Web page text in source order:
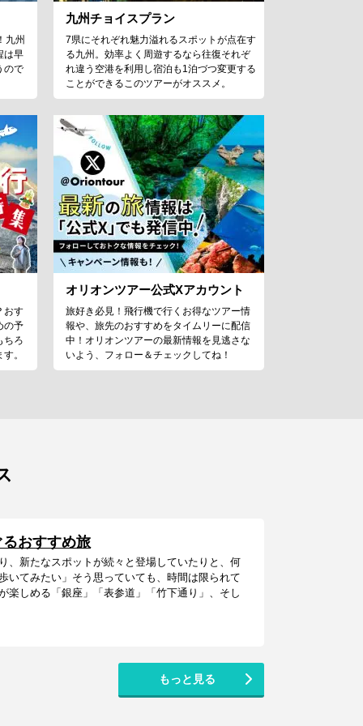
九州
は早
ので
九州チョイスプラン
7県にそれぞれ魅力溢れるスポットが点在す
る九州。効率よく周遊するなら往復それぞ
れ違う空港を利用し宿泊も1泊づつ変更する
ことができるこのツアーがオススメ。
おす
の予
ちろ
。
オリオンツアー公式Xアカウント
旅好き必見！飛行機で行くお得なツアー情
報や、旅先のおすすめをタイムリーに配信
中！オリオンツアーの最新情報を見逃さな
いよう、フォロー＆チェックしてね！
おすすめ旅
、新たなスポットが続々と登場していたりと、何
いてみたい」そう思っていても、時間は限られて
楽しめる「銀座」「表参道」「竹下通り」、そし
もっと見る